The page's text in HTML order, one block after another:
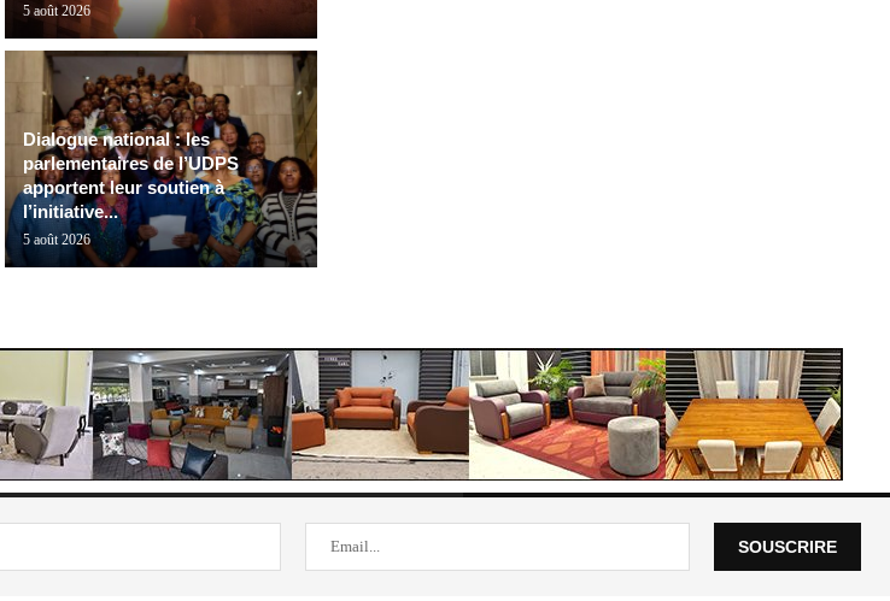
5 août 2026
Dialogue national : les
parlementaires de l’UDPS
apportent leur soutien à
l’initiative...
5 août 2026